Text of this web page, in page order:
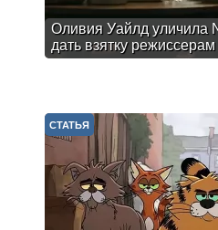
Оливия Уайлд уличила
дать взятку режиссерам
СТАТЬЯ